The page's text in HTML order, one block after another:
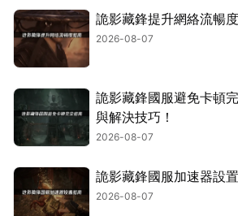
詭影藏鋒提升網絡流暢度
2026-08-07
詭影藏鋒國服避免卡頓
與解決技巧！
2026-08-07
詭影藏鋒國服加速器設置
2026-08-07